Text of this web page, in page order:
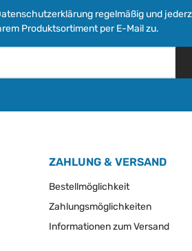
regelmäßig und
Produktsortiment per E-Mail zu.
ZAHLUNG & VERSAND
Bestellmöglichkeit
Zahlungsmöglichkeiten
Informationen zum Versand